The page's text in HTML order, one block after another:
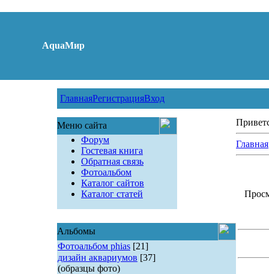
AquaМир
ГлавнаяРегистрацияВход
Меню сайта
Форум
Гостевая книга
Обратная связь
Фотоальбом
Каталог сайтов
Каталог статей
Альбомы
Фотоальбом phias [21]
дизайн аквариумов [37]
(образцы фото)
Главная